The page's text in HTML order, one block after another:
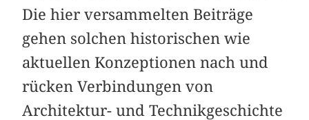
Die hier versammelten Beiträge
gehen solchen historischen wie
aktuellen Konzeptionen nach und
rücken Verbindungen von
Architektur- und Technikgeschichte